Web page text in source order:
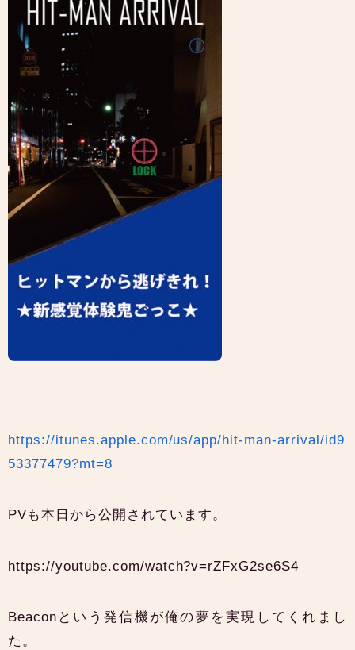
https://itunes.apple.com/us/app/hit-man-arrival/id9
53377479?mt=8
PVも本日から公開されています。
https://youtube.com/watch?v=rZFxG2se6S4
Beaconという発信機が俺の夢を実現してくれまし
た。